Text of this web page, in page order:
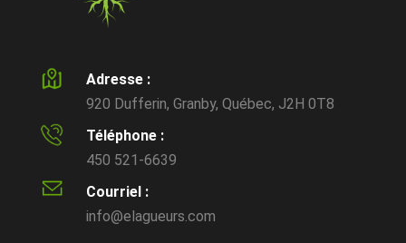
Adresse :
920 Dufferin, Granby, Québec, J2H 0T8
Téléphone :
450 521-6639
Courriel :
info@elagueurs.com